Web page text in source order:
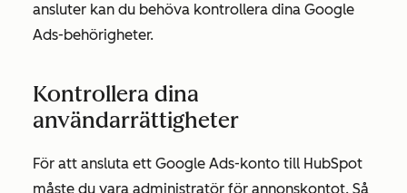
ansluter kan du behöva kontrollera dina Google
Ads-behörigheter.
Kontrollera dina
användarrättigheter
För att ansluta ett Google Ads-konto till HubSpot
måste du vara administratör för annonskontot. Så